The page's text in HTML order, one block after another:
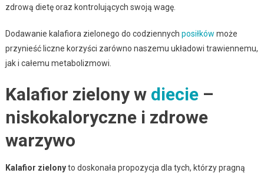
zdrową dietę oraz kontrolujących swoją wagę.
Dodawanie kalafiora zielonego do codziennych posiłków może
przynieść liczne korzyści zarówno naszemu układowi trawiennemu,
jak i całemu metabolizmowi.
Kalafior zielony w diecie–
niskokaloryczne i zdrowe
warzywo
Kalafior zielonyto doskonała propozycja dla tych, którzy pragną